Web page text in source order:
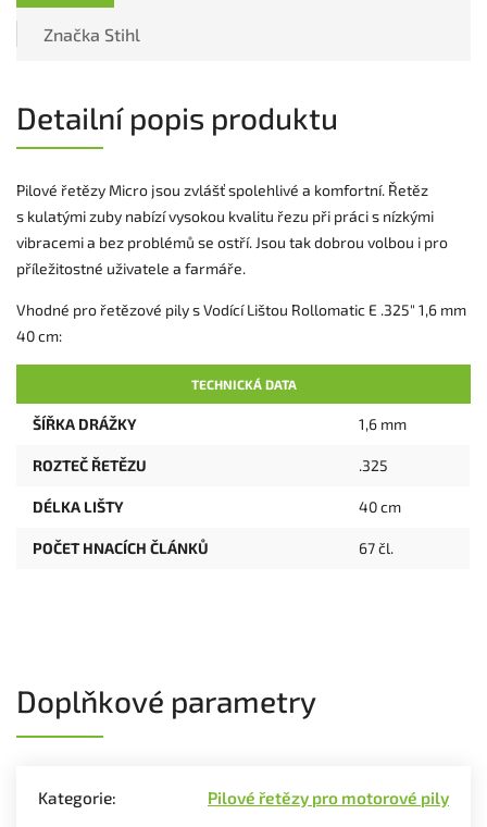
Značka Stihl
Detailní popis produktu
Pilové řetězy Micro jsou zvlášť spolehlivé a komfortní. Řetěz
s kulatými zuby nabízí vysokou kvalitu řezu při práci s nízkými
vibracemi a bez problémů se ostří. Jsou tak dobrou volbou i pro
příležitostné uživatele a farmáře.
Vhodné pro řetězové pily s Vodící Lištou Rollomatic E .325" 1,6 mm
40 cm:
TECHNICKÁ DATA
ŠÍŘKA DRÁŽKY 1,6 mm
ROZTEČ ŘETĚZU .325
DÉLKA LIŠTY 40 cm
POČET HNACÍCH ČLÁNKŮ 67 čl.
Doplňkové parametry
Kategorie: Pilové řetězy pro motorové pily